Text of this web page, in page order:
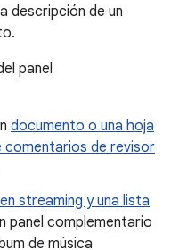
descripción de un
panel
documento o una hoja
comentarios de revisor
streaming y una lista
panel complementario
de música